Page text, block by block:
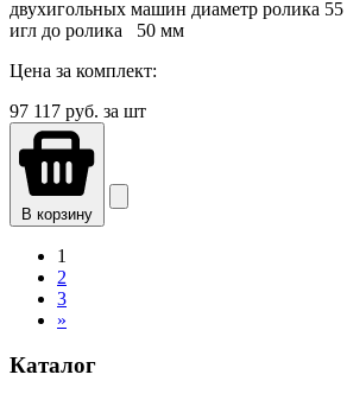
двухигольных машин диаметр ролика 55
игл до ролика 50 мм
Цена за комплект:
97 117 руб. за шт
В корзину
1
2
3
»
Каталог